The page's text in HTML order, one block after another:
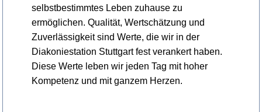
selbstbestimmtes Leben zuhause zu
ermöglichen. Qualität, Wertschätzung und
Zuverlässigkeit sind Werte, die wir in der
Diakoniestation Stuttgart fest verankert haben.
Diese Werte leben wir jeden Tag mit hoher
Kompetenz und mit ganzem Herzen.